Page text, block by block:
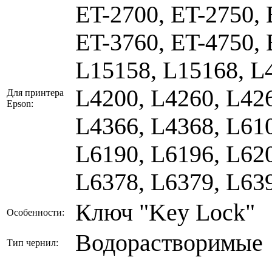
Для принтера
Epson:
ET-2700, ET-2750,
ET-3760, ET-
L15158, L15168,
L4200, L4260,
L4366, L4368,
L6190, L6196,
L6378, L6379,
Особенности: Ключ "Key Lock"
Тип чернил: Водорастворимые